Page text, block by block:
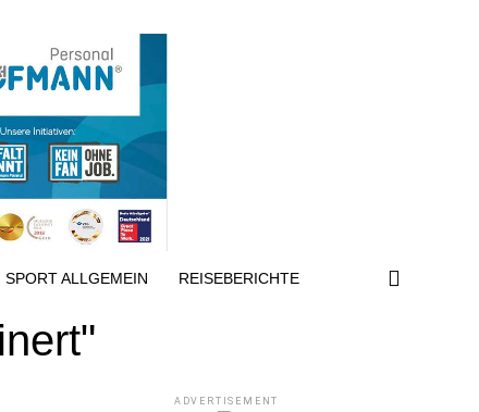
SPORT ALLGEMEIN REISEBERICHTE
ADVERTISEMENT